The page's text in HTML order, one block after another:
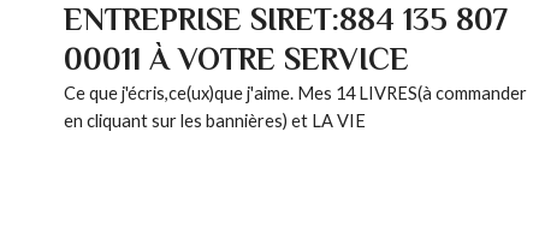
ENTREPRISE SIRET:884 135 807
00011 À VOTRE SERVICE
Ce que j'écris,ce(ux)que j'aime. Mes 14 LIVRES(à commander
en cliquant sur les bannières) et LA VIE